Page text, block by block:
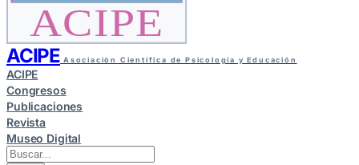
ACIPE
ACIPE Asociación Científica de Psicología y Educación
ACIPE
Congresos
Publicaciones
Revista
Museo Digital